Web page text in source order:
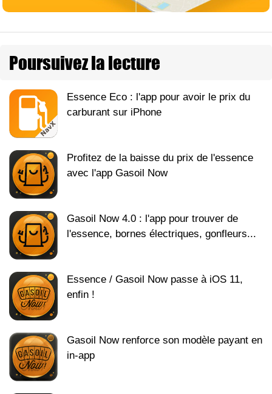
Poursuivez la lecture
Essence Eco : l'app pour avoir le prix du
carburant sur iPhone
Profitez de la baisse du prix de l'essence
avec l'app Gasoil Now
Gasoil Now 4.0 : l'app pour trouver de
l'essence, bornes électriques, gonfleurs...
Essence / Gasoil Now passe à iOS 11,
enfin !
Gasoil Now renforce son modèle payant en
in-app